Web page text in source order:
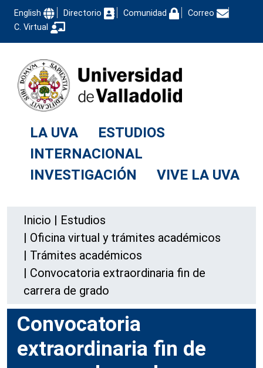
English Directorio Comunidad
Correo
C. Virtual
LA UVA
ESTUDIOS
INTERNACIONAL
INVESTIGACIÓN
VIVE LA UVA
Inicio | Estudios
| Oficina virtual y trámites académicos
| Trámites académicos
| Convocatoria extraordinaria fin de
carrera de grado
Convocatoria
extraordinaria fin de